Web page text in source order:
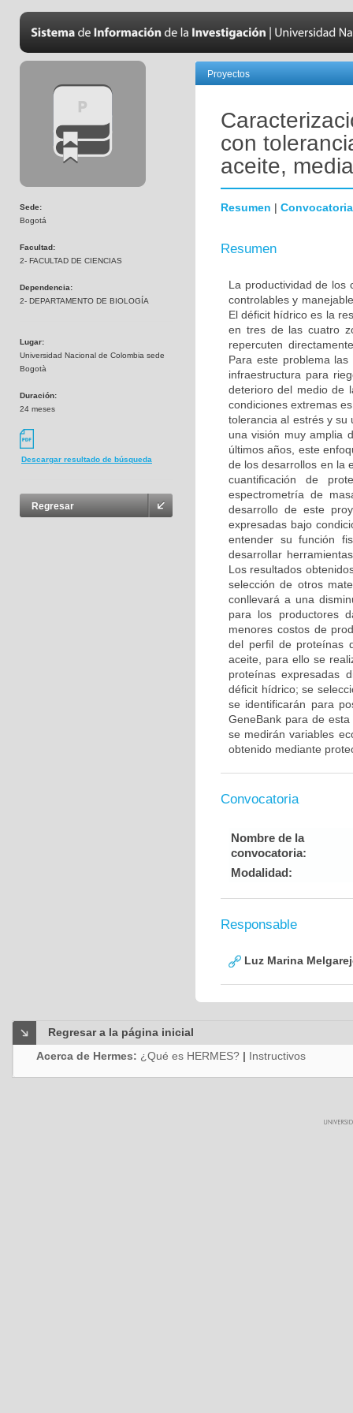
Sede:
Bogotá
Facultad:
2- FACULTAD DE CIENCIAS
Dependencia:
2- DEPARTAMENTO DE BIOLOGÍA
Lugar:
Universidad Nacional de Colombia sede
Bogotà
Duración:
24 meses
Descargar resultado de búsqueda
Regresar
Proyectos
con
aceite,
Resumen | Convocatoria
Resumen
La productividad de los
controlables y
El déficit hídrico es la
en tres de las cuatro
repercuten
Para este problema
infraestructura para
deterioro del medio de
condiciones extremas
tolerancia al estrés y su
una visión muy amplia
últimos años, este
de los desarrollos en la
cuantificación de
espectrometría de
desarrollo de este
expresadas bajo
entender su función
desarrollar
Los resultados
selección de otros
conllevará a una
para los productores
menores costos de
del perfil de proteínas
aceite, para ello se
proteínas expresadas
déficit hídrico; se
se identificarán para
GeneBank para de
se medirán variables
obtenido mediante
Convocatoria
Nombre de la
convocatoria:
Modalidad:
Responsable
Luz Marina
Regresar a la página inicial
Acerca de Hermes: ¿Qué es HERMES? | Instructivos